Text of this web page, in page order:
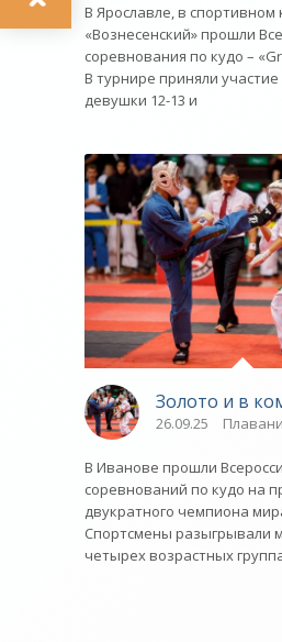
В Ярославле, в спортивном
«Вознесенский» прошли
соревнования по кудо –
В турнире приняли
девушки 12-13 и
Золото и в
26.09.25
В Иванове прошли
соревнований по кудо на
двукратного чемпиона
Спортсмены разыгрывали
четырех возрастных